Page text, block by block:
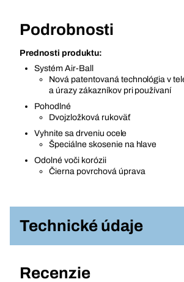
Podrobnosti
Prednosti produktu:
Systém Air-Ball
Nová patentovaná technológia v
a úrazy zákazníkov pri používaní
Pohodlné
Dvojzložková rukoväť
Vyhnite sa drveniu ocele
Špeciálne skosenie na hlave
Odolné voči korózii
Čierna povrchová úprava
Technické údaje
Recenzie